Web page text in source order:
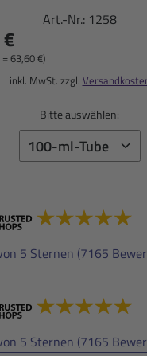
Art.-Nr.: 1258
63,60 €)
inkl. MwSt. zzgl.
Bitte auswählen:
5 Sternen (7165
5 Sternen (7165